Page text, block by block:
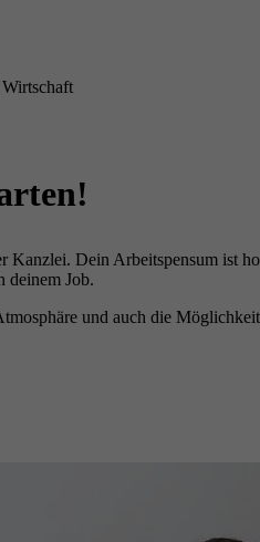
Kanzlei. Dein Arbeitspensum ist
deinem Job.
und auch die